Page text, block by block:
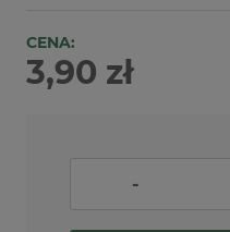
CENA:
3,90 zł
-